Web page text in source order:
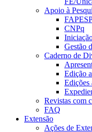
Apoio à
CNPq
Gestão
Caderno de
Edição
Edições
Revistas com
FAQ
Extensão
Ações de